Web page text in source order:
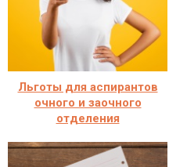
Льготы для аспирантов
очного и заочного
отделения